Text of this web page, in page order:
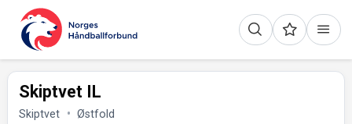
Skiptvet IL
Skiptvet Østfold